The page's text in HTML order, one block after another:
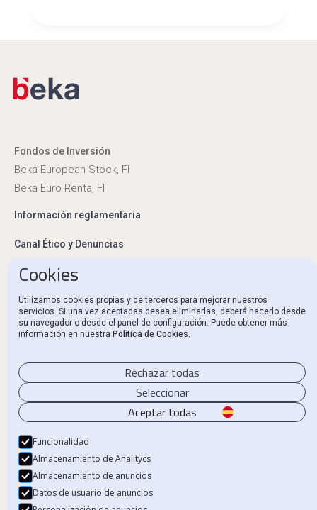
Fondos de Inversión
Beka European Stock, FI
Beka Euro Renta, FI
Información reglamentaria
Canal Ético y Denuncias
Contacto
Política de privacidad
Política de Cookies
© 2024 Beka Finance. Todos los derechos reservados.
Beka Financial Markets Holdings, S.L. – CIF B87805545. Inscrita en el Registro
Mercantil de Madrid.
Cookies
Utilizamos cookies propias y de terceros para mejorar nuestros
servicios. Si una vez aceptadas desea eliminarlas, deberá hacerlo desde
su navegador o desde el panel de configuración. Puede obtener más
información en nuestra Política de Cookies.
Rechazar todas
Seleccionar
Aceptar todas
Funcionalidad
Almacenamiento de Analitycs
Almacenamiento de anuncios
Datos de usuario de anuncios